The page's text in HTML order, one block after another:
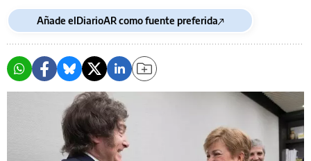
Añade elDiarioAR como fuente preferida